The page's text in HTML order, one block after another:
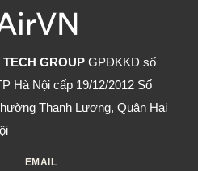
GROUP GPĐKKD số
Hà Nội cấp 19/12/2012 Số
Thanh Lương, Quận Hai
EMAIL